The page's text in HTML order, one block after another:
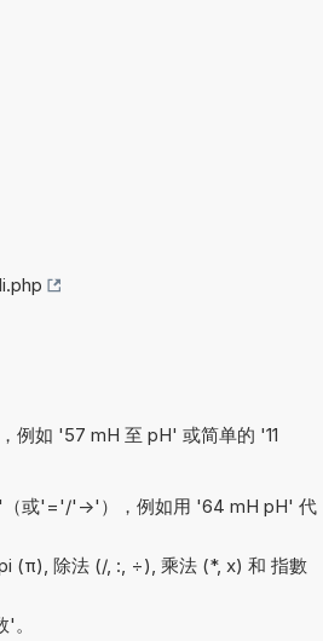
例如 '57 mH 至 pH' 或简单的 '11
（或'='/'->'），例如用 '64 mH pH' 代
(π), 除法 (/, :, ÷), 乘法 (*, x) 和 指數
。